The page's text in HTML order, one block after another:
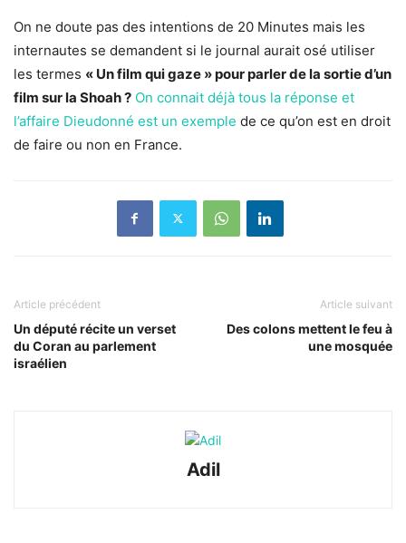
On ne doute pas des intentions de 20 Minutes mais les
internautes se demandent si le journal aurait osé utiliser
les termes « Un film qui gaze » pour parler de la sortie d’un
film sur la Shoah ? On connait déjà tous la réponse et
l’affaire Dieudonné est un exemple de ce qu’on est en droit
de faire ou non en France.
Article précédent
Un député récite un verset
du Coran au parlement
israélien
Article suivant
Des colons mettent le feu à
une mosquée
Adil